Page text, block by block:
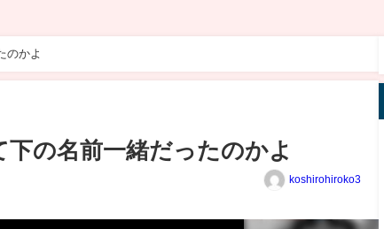
のかよ
の名前一緒だったのかよ
koshirohiroko3